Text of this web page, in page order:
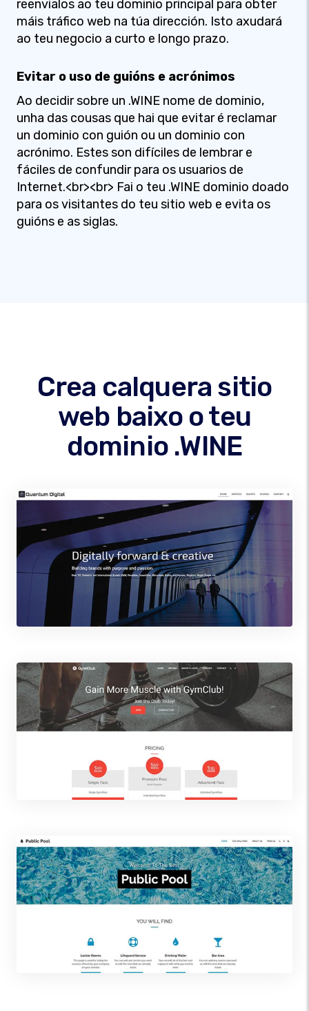
reenvialos ao teu dominio principal para obter
máis tráfico web na túa dirección. Isto axudará
ao teu negocio a curto e longo prazo.
Evitar o uso de guións e acrónimos
Ao decidir sobre un .WINE nome de dominio,
unha das cousas que hai que evitar é reclamar
un dominio con guión ou un dominio con
acrónimo. Estes son difíciles de lembrar e
fáciles de confundir para os usuarios de
Internet.<br><br> Fai o teu .WINE dominio doado
para os visitantes do teu sitio web e evita os
guións e as siglas.
Crea calquera sitio
web baixo o teu
dominio .WINE